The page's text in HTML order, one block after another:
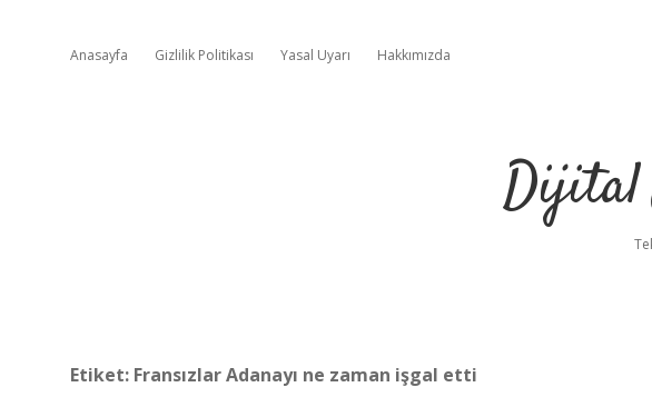
Anasayfa Gizlilik Politikası Yasal Uyarı Hakkımızda
Dijital
Etiket: Fransızlar Adanayı ne zaman işgal etti